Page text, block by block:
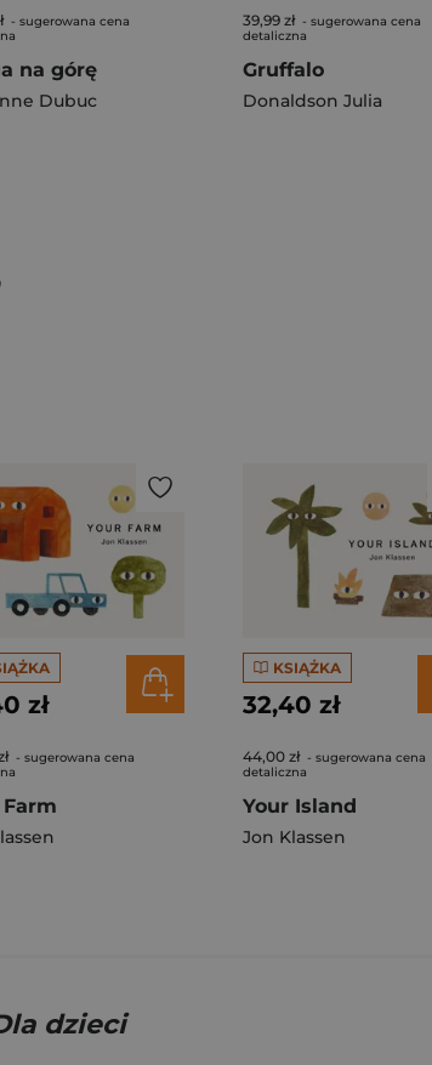
- sugerowana cena
na górę
Dubuc
39,99 zł - sugerowana cena
detaliczna
Gruffalo
Donaldson Julia
zł
- sugerowana cena
KSIĄŻKA
32,40 zł
44,00 zł - sugerowana cena
detaliczna
Your Island
Jon Klassen
dzieci